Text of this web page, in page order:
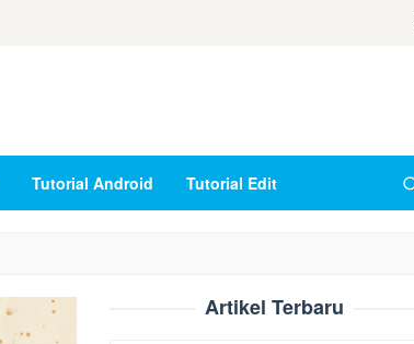
Tutorial Android Tutorial Edit
Artikel Terbaru